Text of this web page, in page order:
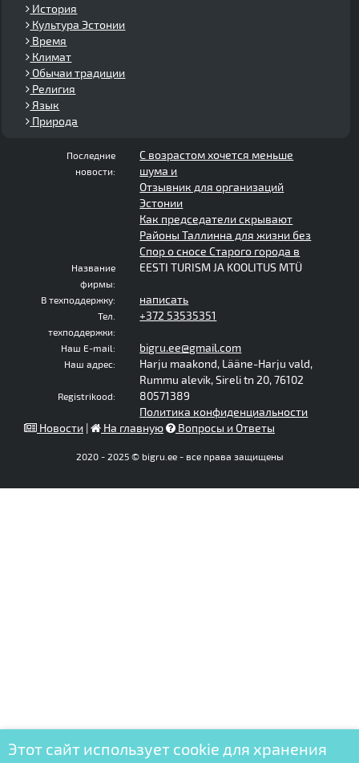
История
Культура Эстонии
Время
Климат
Обычаи традиции
Религия
Язык
Природа
Последние
новости:
С возрастом хочется меньше
шума и
Отзывник для организаций
Эстонии
Как председатели скрывают
Районы Таллинна для жизни без
Спор о сносе Старого города в
Название
фирмы:
EESTI TURISM JA KOOLITUS MTÜ
В техподдержку: написать
Тел.
техподдержки:
+372 53535351
Наш E-mail: bigru.ee@gmail.com
Наш адрес:
Harju maakond, Lääne-Harju vald,
Rummu alevik, Sireli tn 20, 76102
Registrikood:
80571389
Политика конфиденциальности
Новости | На главную Вопросы и Ответы
2020 - 2025 © bigru.ee - все права защищены
Этот сайт использует cookie для хранения